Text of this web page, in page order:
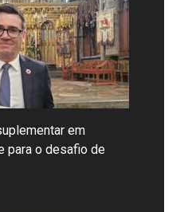
em
para o desafio de